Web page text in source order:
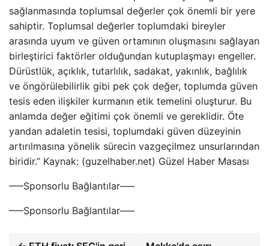
sağlanmasında toplumsal değerler çok önemli bir yere
sahiptir. Toplumsal değerler toplumdaki bireyler
arasında uyum ve güven ortamının oluşmasını sağlayan
birleştirici faktörler olduğundan kutuplaşmayı engeller.
Dürüstlük, açıklık, tutarlılık, sadakat, yakınlık, bağlılık
ve öngörülebilirlik gibi pek çok değer, toplumda güven
tesis eden ilişkiler kurmanın etik temelini oluşturur. Bu
anlamda değer eğitimi çok önemli ve gereklidir. Öte
yandan adaletin tesisi, toplumdaki güven düzeyinin
artırılmasına yönelik sürecin vazgeçilmez unsurlarından
biridir.” Kaynak: (guzelhaber.net) Güzel Haber Masası
—–Sponsorlu Bağlantılar—–
—–Sponsorlu Bağlantılar—–